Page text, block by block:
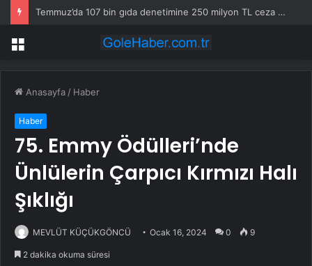
Vali Aktaş’tan Bayram Öncesi Denetim Ziyareti
Menü
Anasayfa / Haber
Haber
75. Emmy Ödülleri’nde
Ünlülerin Çarpıcı Kırmızı Halı
Şıklığı
MEVLÜT KÜÇÜKGÖNCÜ Ocak 16, 2024 0 9
2 dakika okuma süresi